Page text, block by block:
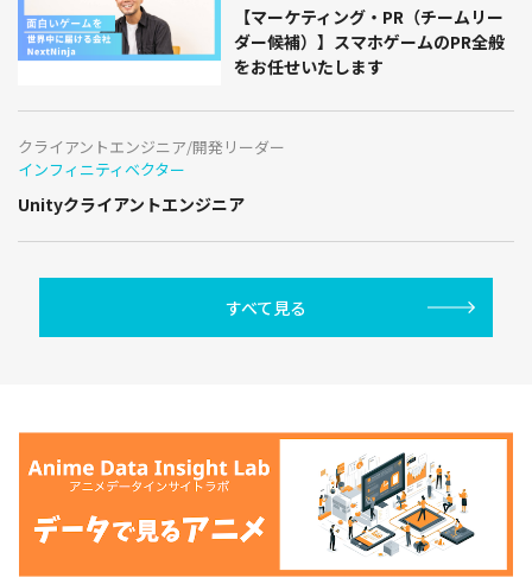
【マーケティング・PR（チームリー
ダー候補）】スマホゲームのPR全般
をお任せいたします
クライアントエンジニア/開発リーダー
インフィニティベクター
Unityクライアントエンジニア
すべて見る